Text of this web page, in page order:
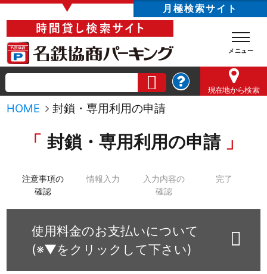
▼ 月極検索サイト
現在地から検索
HOME 封鎖・専用利用の申請
封鎖・専用利用の申請
注意事項の
確認
情報入力
入力内容の
確認
完了
使用料金のお支払いについて
(※▼をクリックして下さい)